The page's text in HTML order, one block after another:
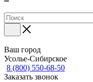
Ваш город
Усолье-Сибирское
8 (800) 550-68-50
Заказать звонок